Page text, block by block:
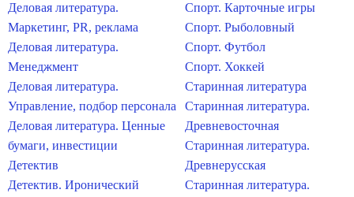
Деловая литература.
Маркетинг, PR, реклама
Деловая литература.
Менеджмент
Деловая литература.
Управление, подбор персонала
Деловая литература. Ценные
бумаги, инвестиции
Детектив
Детектив. Иронический
Спорт. Карточные игры
Спорт. Рыболовный
Спорт. Футбол
Спорт. Хоккей
Старинная литература
Старинная литература.
Древневосточная
Старинная литература.
Древнерусская
Старинная литература.